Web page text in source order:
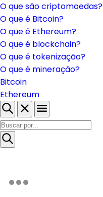
O que são criptomoedas?
O que é Bitcoin?
O que é Ethereum?
O que é blockchain?
O que é tokenização?
O que é mineração?
Bitcoin
Ethereum